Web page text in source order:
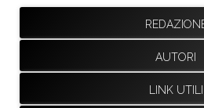
AUTORI
LINK UTILI